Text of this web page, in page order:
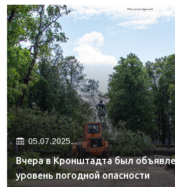
05.07.2025.
Вчера в Кронштадта был
уровень погодной опасности